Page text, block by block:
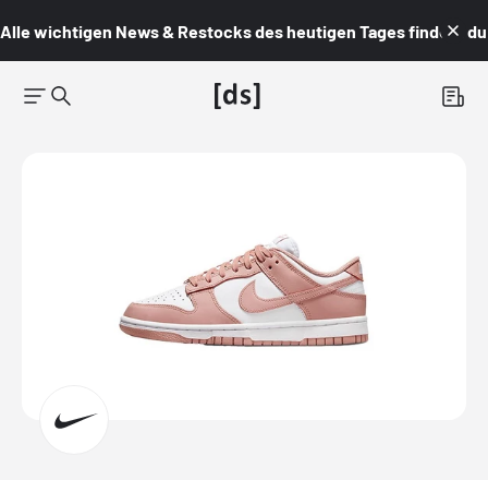
Alle wichtigen News & Restocks des heutigen Tages findest du